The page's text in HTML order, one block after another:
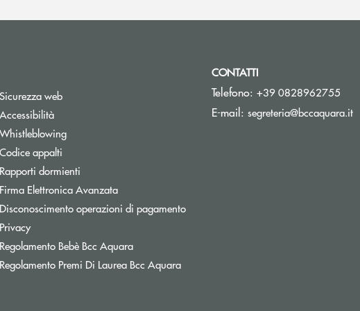
nuova finestra
Sicurezza web
Accessibilità
Whistleblowing
Codice appalti
Rapporti dormienti
Firma Elettronica Avanzata
Disconoscimento operazioni di pagamento
Privacy
Regolamento Bebè Bcc Aquara
Regolamento Premi Di Laurea Bcc Aquara
CONTATTI
Telefono: +39 0828962755
E-mail: segreteria@bccaquara.it